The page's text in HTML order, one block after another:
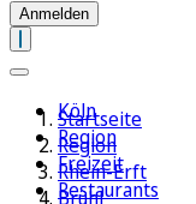
Anmelden
Köln
Region
Freizeit
Restaurants
Startseite
Region
Rhein-Erft
Brühl